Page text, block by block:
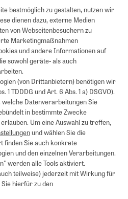
bestmöglich zu gestalten, nutzen wir
dienen dazu, externe Medien
von Webseitenbesuchern zu
Marketingmaßnahmen
und andere Informationen auf
sowohl geräte- als auch
(von Drittanbietern) benötigen wir
1 TDDDG und Art. 6 Abs. 1 a) DSGVO).
Datenverarbeitungen Sie
in bestimmte Zwecke
Um eine Auswahl zu treffen,
und wählen Sie die
finden Sie auch konkrete
und den einzelnen Verarbeitungen.
werden alle Tools aktiviert.
teilweise) jederzeit mit Wirkung für
hierfür zu den